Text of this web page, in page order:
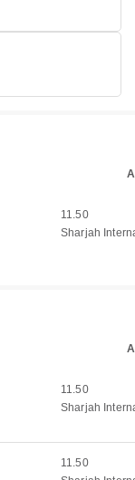
11.50
Sharjah
11.50
Sharjah
11.50